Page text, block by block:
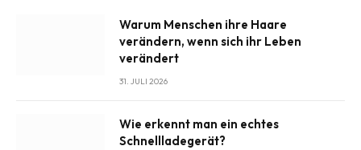
Warum Menschen ihre Haare
verändern, wenn sich ihr Leben
verändert
31. JULI 2026
Wie erkennt man ein echtes
Schnellladegerät?